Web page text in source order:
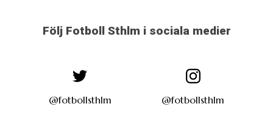
Följ Fotboll Sthlm i sociala medier
@fotbollsthlm @fotbollsthlm